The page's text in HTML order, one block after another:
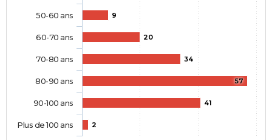
9
20
34
57
41
2
50-60 ans
60-70 ans
70-80 ans
80-90 ans
90-100 ans
Plus de 100 ans